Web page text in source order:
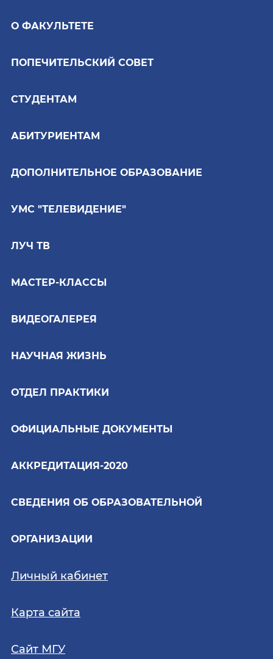
О ФАКУЛЬТЕТЕ
ПОПЕЧИТЕЛЬСКИЙ СОВЕТ
СТУДЕНТАМ
АБИТУРИЕНТАМ
ДОПОЛНИТЕЛЬНОЕ ОБРАЗОВАНИЕ
УМС "ТЕЛЕВИДЕНИЕ"
ЛУЧ ТВ
МАСТЕР-КЛАССЫ
ВИДЕОГАЛЕРЕЯ
НАУЧНАЯ ЖИЗНЬ
ОТДЕЛ ПРАКТИКИ
ОФИЦИАЛЬНЫЕ ДОКУМЕНТЫ
АККРЕДИТАЦИЯ-2020
СВЕДЕНИЯ ОБ ОБРАЗОВАТЕЛЬНОЙ
ОРГАНИЗАЦИИ
Личный кабинет
Карта сайта
Сайт МГУ